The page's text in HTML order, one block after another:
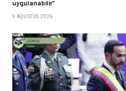
uygulanabilir”
9 AĞUSTOS 2026